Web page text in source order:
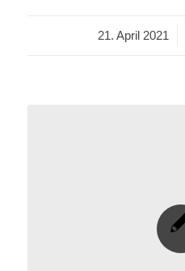
21. April 2021
/